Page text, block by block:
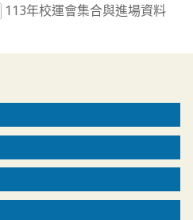
113年校運會集合與進場資料